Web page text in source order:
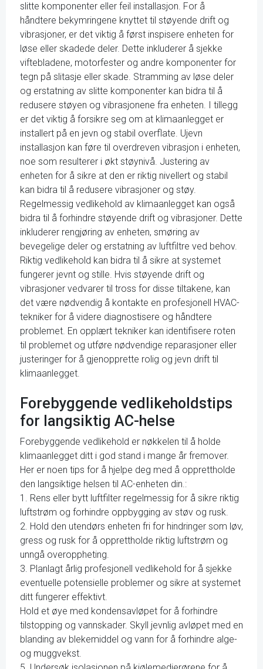
slitte komponenter eller feil installasjon. For å
håndtere bekymringene knyttet til støyende drift og
vibrasjoner, er det viktig å først inspisere enheten for
løse eller skadede deler. Dette inkluderer å sjekke
viftebladene, motorfester og andre komponenter for
tegn på slitasje eller skade. Stramming av løse deler
og erstatning av slitte komponenter kan bidra til å
redusere støyen og vibrasjonene fra enheten. I tillegg
er det viktig å forsikre seg om at klimaanlegget er
installert på en jevn og stabil overflate. Ujevn
installasjon kan føre til overdreven vibrasjon i enheten,
noe som resulterer i økt støynivå. Justering av
enheten for å sikre at den er riktig nivellert og stabil
kan bidra til å redusere vibrasjoner og støy.
Regelmessig vedlikehold av klimaanlegget kan også
bidra til å forhindre støyende drift og vibrasjoner. Dette
inkluderer rengjøring av enheten, smøring av
bevegelige deler og erstatning av luftfiltre ved behov.
Riktig vedlikehold kan bidra til å sikre at systemet
fungerer jevnt og stille. Hvis støyende drift og
vibrasjoner vedvarer til tross for disse tiltakene, kan
det være nødvendig å kontakte en profesjonell HVAC-
tekniker for å videre diagnostisere og håndtere
problemet. En opplært tekniker kan identifisere roten
til problemet og utføre nødvendige reparasjoner eller
justeringer for å gjenopprette rolig og jevn drift til
klimaanlegget.
Forebyggende vedlikeholdstips
for langsiktig AC-helse
Forebyggende vedlikehold er nøkkelen til å holde
klimaanlegget ditt i god stand i mange år fremover.
Her er noen tips for å hjelpe deg med å opprettholde
den langsiktige helsen til AC-enheten din.:
1. Rens eller bytt luftfilter regelmessig for å sikre riktig
luftstrøm og forhindre oppbygging av støv og rusk.
2. Hold den utendørs enheten fri for hindringer som løv,
gress og rusk for å opprettholde riktig luftstrøm og
unngå overoppheting.
3. Planlagt årlig profesjonell vedlikehold for å sjekke
eventuelle potensielle problemer og sikre at systemet
ditt fungerer effektivt.
Hold et øye med kondensavløpet for å forhindre
tilstopping og vannskader. Skyll jevnlig avløpet med en
blanding av blekemiddel og vann for å forhindre alge-
og muggvekst.